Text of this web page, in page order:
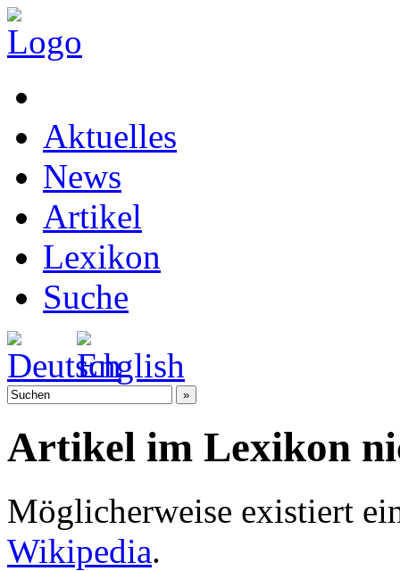
Aktuelles
News
Artikel
Lexikon
Suche
Artikel im Lexikon
Möglicherweise existiert
Wikipedia.